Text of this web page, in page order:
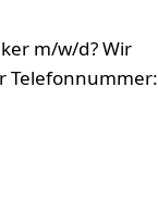
m/w/d? Wir
Telefonnummer: